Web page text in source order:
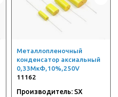
Металлопленочный
конденсатор аксиальный
0,33МкФ,10%,250V
11162
Производитель: SX